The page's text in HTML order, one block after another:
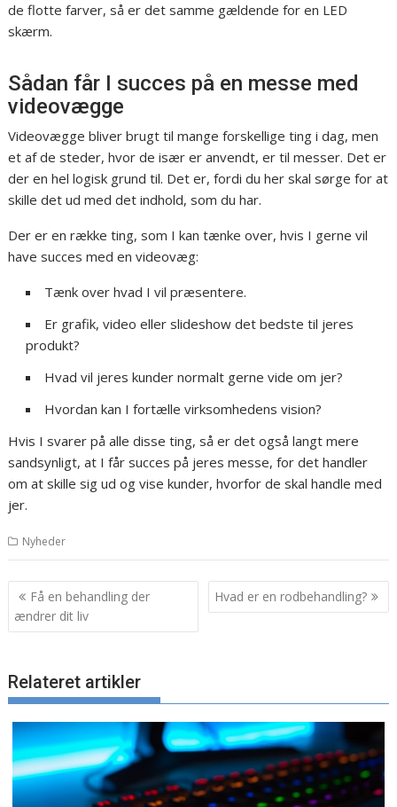
de flotte farver, så er det samme gældende for en LED
skærm.
Sådan får I succes på en messe med
videovægge
Videovægge bliver brugt til mange forskellige ting i dag, men
et af de steder, hvor de især er anvendt, er til messer. Det er
der en hel logisk grund til. Det er, fordi du her skal sørge for at
skille det ud med det indhold, som du har.
Der er en række ting, som I kan tænke over, hvis I gerne vil
have succes med en videovæg:
Tænk over hvad I vil præsentere.
Er grafik, video eller slideshow det bedste til jeres
produkt?
Hvad vil jeres kunder normalt gerne vide om jer?
Hvordan kan I fortælle virksomhedens vision?
Hvis I svarer på alle disse ting, så er det også langt mere
sandsynligt, at I får succes på jeres messe, for det handler
om at skille sig ud og vise kunder, hvorfor de skal handle med
jer.
Nyheder
Indlægsnavigation
Få en behandling der
ændrer dit liv
Hvad er en rodbehandling?
Relateret artikler